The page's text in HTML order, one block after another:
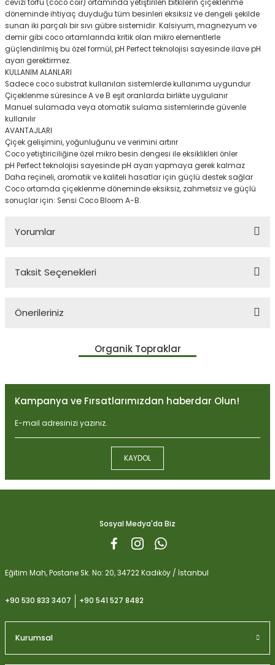
Yorum Yaz Fiyatı Düşünce Haber
cevizi torfu (coco coir) ortamında yetiştirilen bitkilerin çiçeklenme
döneminde ihtiyaç duyduğu tüm besinleri eksiksiz ve dengeli şekilde
sunan iki parçalı bir sıvı gübre sistemidir. Kalsiyum, magnezyum ve
demir gibi coco ortamlarında kritik olan mikro elementlerle
güçlendirilmiş bu özel formül, pH Perfect teknolojisi sayesinde ilave pH
ayarı gerektirmez.
KULLANIM ALANLARI
Sadece coco substrat kullanılan sistemlerde kullanıma uygundur
Çiçeklenme süresince A ve B eşit oranlarda birlikte uygulanır
Manuel sulamada veya otomatik sulama sistemlerinde güvenle
kullanılır
AVANTAJLARI
Çiçek gelişimini, yoğunluğunu ve verimini artırır
Coco yetiştiriciliğine özel mikro besin dengesi ile eksiklikleri önler
pH Perfect teknolojisi sayesinde pH ayarı yapmaya gerek kalmaz
Daha reçineli, aromatik ve kaliteli hasatlar için güçlü destek sağlar
Coco ortamda çiçeklenme döneminde eksiksiz, zahmetsiz ve güçlü
sonuçlar için: Sensi Coco Bloom A-B.
Yorumlar
Taksit Seçenekleri
Önerileriniz
Bu ürünün fiyat bilgisi, resim, ürün açıklamalarında ve diğer
konularda yetersiz gördüğünüz noktaları öneri formunu kullanarak
Ürün resmi kalitesiz, bozuk veya görüntülenemiyor.
Ürün açıklamasında eksik bilgiler bulunuyor.
Ürün bilgilerinde hatalar bulunuyor.
Ürün fiyatı diğer sitelerden daha pahalı.
Bu ürüne benzer farklı alternatifler olmalı.
Organik Topraklar
Kampanya ve Fırsatlarımızdan haberdar Olun!
KAYDOL
Sosyal Medya'da Biz
Eğitim Mah, Postane Sk. No: 20, 34722 Kadıköy / İstanbul
+90 530 833 3407 +90 541 527 8482
Kurumsal